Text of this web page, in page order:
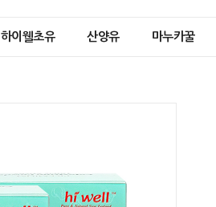
하이웰초유 산양유 마누카꿀